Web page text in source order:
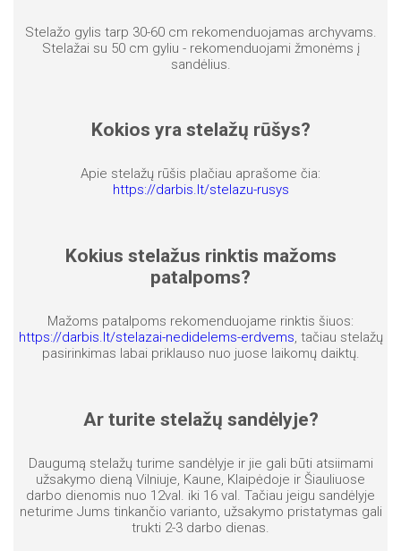
Stelažo gylis tarp 30-60 cm rekomenduojamas archyvams.
Stelažai su 50 cm gyliu - rekomenduojami žmonėms į
sandėlius.
Kokios yra stelažų rūšys?
Apie stelažų rūšis plačiau aprašome čia:
https://darbis.lt/stelazu-rusys
Kokius stelažus rinktis mažoms
patalpoms?
Mažoms patalpoms rekomenduojame rinktis šiuos:
https://darbis.lt/stelazai-nedidelems-erdvems, tačiau stelažų
pasirinkimas labai priklauso nuo juose laikomų daiktų.
Ar turite stelažų sandėlyje?
Daugumą stelažų turime sandėlyje ir jie gali būti atsiimami
užsakymo dieną Vilniuje, Kaune, Klaipėdoje ir Šiauliuose
darbo dienomis nuo 12val. iki 16 val. Tačiau jeigu sandėlyje
neturime Jums tinkančio varianto, užsakymo pristatymas gali
trukti 2-3 darbo dienas.